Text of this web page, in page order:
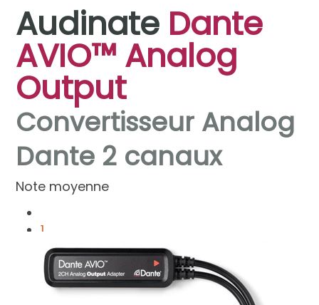
Audinate Dante
AVIO™ Analog
Output
Convertisseur Analog
Dante 2 canaux
Note moyenne
1
2
3
4